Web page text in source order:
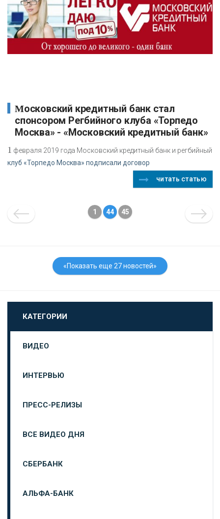
Московский кредитный банк стал
спонсором Регбийного клуба «Торпедо
Москва» - «Московский кредитный банк»
1 февраля 2019 года Московский кредитный банк и регбийный
клуб «Торпедо Москва» подписали договор
читать статью
1 44 45
«Показать еще 27 новостей»
КАТЕГОРИИ
ВИДЕО
ИНТЕРВЬЮ
ПРЕСС-РЕЛИЗЫ
ВСЕ ВИДЕО ДНЯ
СБЕРБАНК
АЛЬФА-БАНК